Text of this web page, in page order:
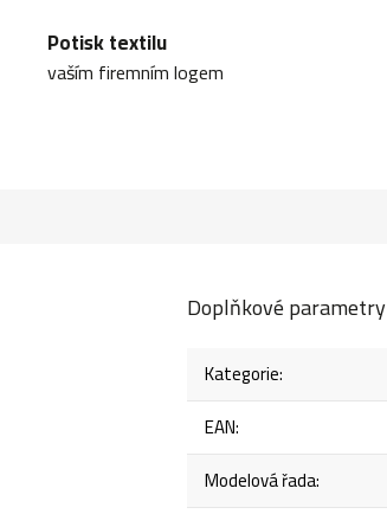
Potisk textilu
vaším firemním logem
Doplňkové parametry
Kategorie:
EAN:
Modelová řada: